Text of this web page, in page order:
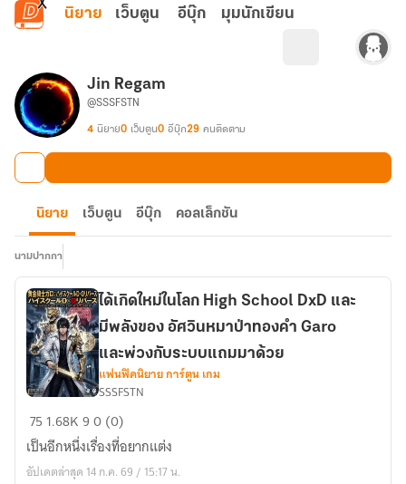
ข้ามไปยังเนื้อหาหลัก
นิยาย เว็บตูน อีบุ๊ก มุมนักเขียน
Jin Regam
@SSSFSTN
4 นิยาย0 เว็บตูน0 อีบุ๊ก29 คนติดตาม
นิยาย เว็บตูน อีบุ๊ก คอลเล็กชัน
นามปากกา
เกิด
ใหม่
ใน
ได้เกิดใหม่ในโลก High School DxD และ
มีพลังของ อัศวินหมาป่าทองคำ Garo
และพ่วงกับระบบแถมมาด้วย
แฟนฟิคนิยาย การ์ตูน เกม
SSSFSTN
75 1.68K90 (0)
เป็นอีกหนึ่งเรื่องที่อยากแต่ง
อัปเดตล่าสุด 14 ก.ค. 69 / 15:17 น.